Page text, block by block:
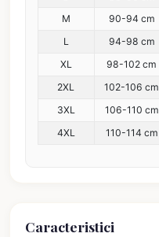
M
90-94 cm
L
94-98 cm
XL
98-102 cm
2XL
102-106 cm
3XL
106-110 cm
4XL
110-114 cm
Caracteristici